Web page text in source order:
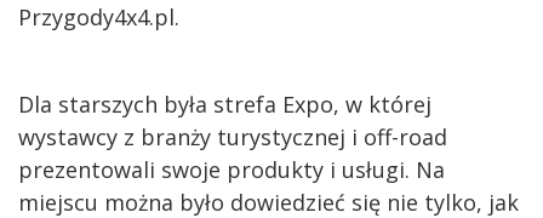
Przygody4x4.pl.
Dla starszych była strefa Expo, w której
wystawcy z branży turystycznej i off-road
prezentowali swoje produkty i usługi. Na
miejscu można było dowiedzieć się nie tylko, jak